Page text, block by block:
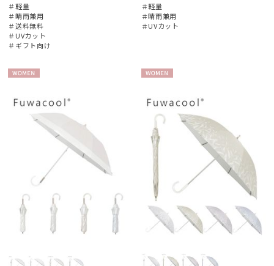
＃軽量
＃晴雨兼用
＃送料無料
＃UVカット
＃ギフト向け
＃軽量
＃晴雨兼用
＃UVカット
N
N